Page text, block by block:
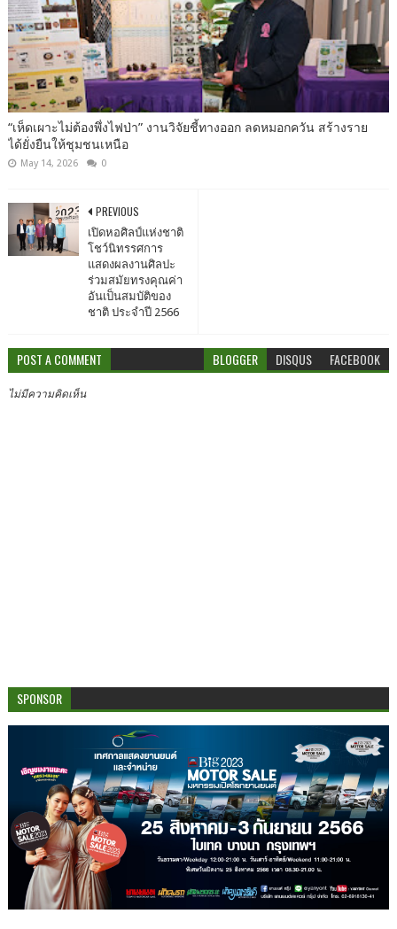
“เห็ดเผาะไม่ต้องพึ่งไฟป่า” งานวิจัยชี้ทางออก ลดหมอกควัน สร้างราย
ได้ยั่งยืนให้ชุมชนเหนือ
May 14, 2026 0
PREVIOUS
เปิดหอศิลป์แห่งชาติ
โชว์นิทรรศการ
แสดงผลงานศิลปะ
ร่วมสมัยทรงคุณค่า
อันเป็นสมบัติของ
ชาติ ประจำปี 2566
POST A COMMENT BLOGGER DISQUS FACEBOOK
ไม่มีความคิดเห็น
SPONSOR